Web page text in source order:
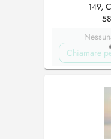
149,
Chiamare